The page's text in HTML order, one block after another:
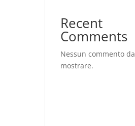
Recent
Comments
Nessun commento da
mostrare.